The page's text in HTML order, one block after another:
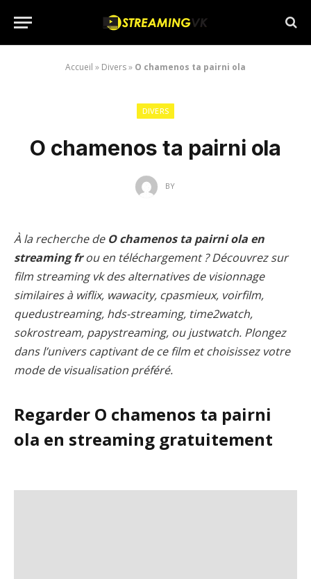
Accueil » Divers» O chamenos ta pairni ola
DIVERS
O chamenos ta pairni ola
BY
À la recherche de O chamenos ta pairni ola en
streaming frou en téléchargement ? Découvrez sur
film streaming vk des alternatives de visionnage
similaires à wiflix, wawacity, cpasmieux, voirfilm,
quedustreaming, hds-streaming, time2watch,
sokrostream, papystreaming, ou justwatch. Plongez
dans l’univers captivant de ce film et choisissez votre
mode de visualisation préféré.
Regarder O chamenos ta pairni
ola en streaming gratuitement